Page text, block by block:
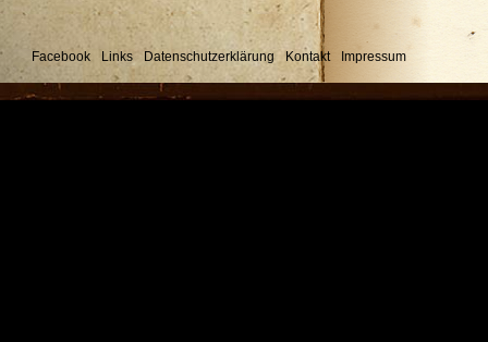
Facebook Links Datenschutzerklärung Kontakt Impressum